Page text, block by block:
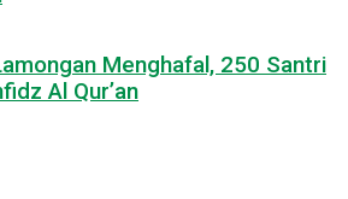
Menghafal, 250 Santri
Al Qur’an